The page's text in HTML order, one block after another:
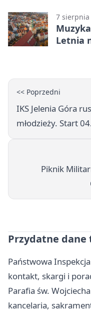
7 sierpnia
Letnia
<< Poprzedni
IKS Jelenia Góra
młodzieży. Start
Piknik
Przydatne dane
Państwowa
kontakt, skargi i
Parafia św.
kancelaria,